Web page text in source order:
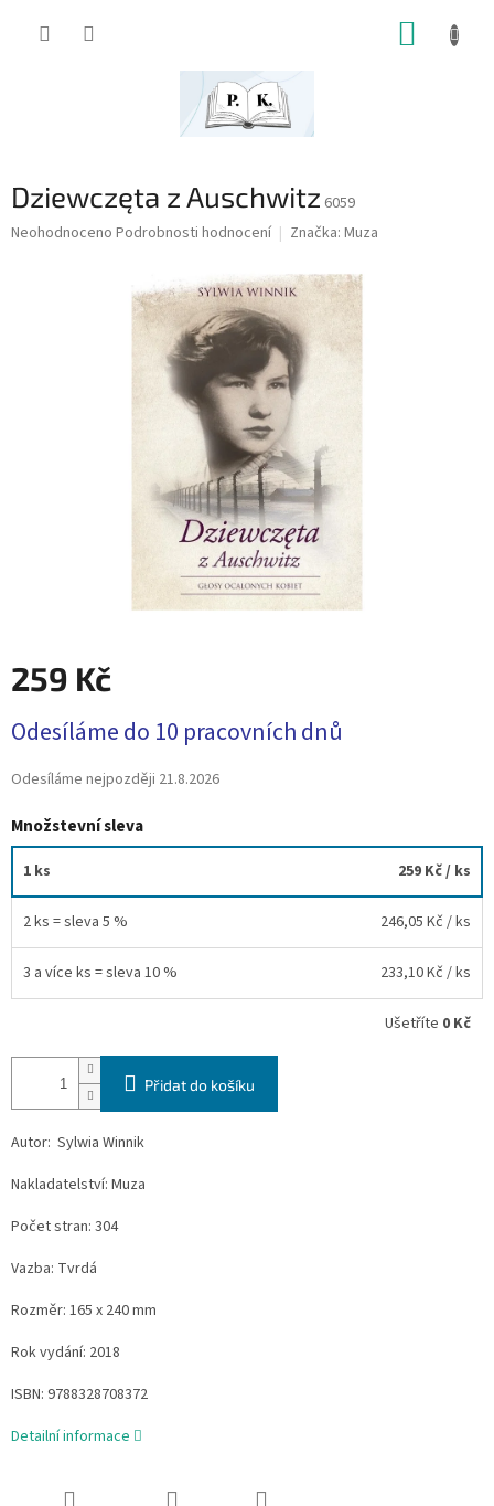
Dziewczęta z Auschwitz 6059
Průměrné
Neohodnoceno Podrobnosti hodnocení Značka: Muza
259 Kč
cena:
Odesíláme do 10 pracovních dnů
Odesíláme nejpozději 21.8.2026
Množstevní sleva
1 ks 259 Kč/ ks
2 ks = sleva 5 % 246,05 Kč / ks
3 a více ks = sleva 10 % 233,10 Kč / ks
Ušetříte 0 Kč
Přidat do košíku
Autor: Sylwia Winnik
Nakladatelství: Muza
Počet stran: 304
Vazba: Tvrdá
Rozměr: 165 x 240 mm
Rok vydání: 2018
ISBN: 9788328708372
Detailní informace